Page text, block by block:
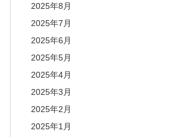
2025年8月
2025年7月
2025年6月
2025年5月
2025年4月
2025年3月
2025年2月
2025年1月